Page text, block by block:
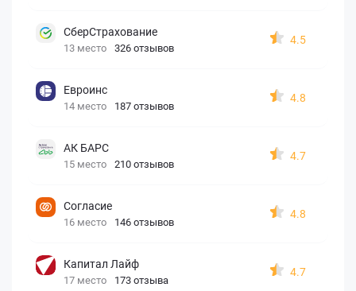
СберСтрахование
13 место 326 отзывов
4.5
Евроинс
14 место 187 отзывов
4.8
АК БАРС
15 место 210 отзывов
4.7
Согласие
16 место 146 отзывов
4.8
Капитал Лайф
17 место 173 отзыва
4.7